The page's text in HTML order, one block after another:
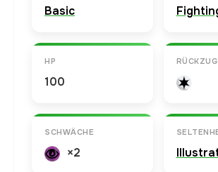
Basic
HP
100
SCHWÄCHE
×2